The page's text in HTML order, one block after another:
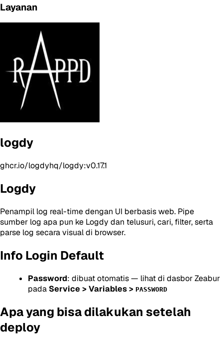
Layanan
logdy
ghcr.io/logdyhq/logdy:v0.17.1
Logdy
Penampil log real-time dengan UI berbasis web. Pipe
sumber log apa pun ke Logdy dan telusuri, cari, filter, serta
parse log secara visual di browser.
Info Login Default
Password: dibuat otomatis — lihat di dasbor Zeabur
pada Service > Variables > PASSWORD
Apa yang bisa dilakukan setelah
deploy